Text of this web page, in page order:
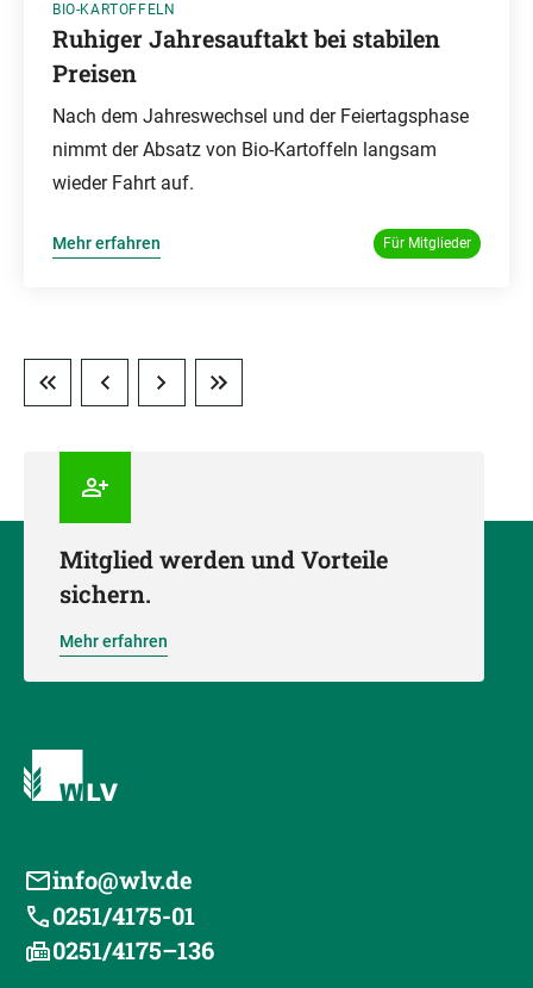
BIO-KARTOFFELN
Ruhiger Jahresauftakt bei stabilen
Preisen
Nach dem Jahreswechsel und der Feiertagsphase
nimmt der Absatz von Bio-Kartoffeln langsam
wieder Fahrt auf.
Mehr erfahren Für Mitglieder
Mitglied werden und Vorteile
sichern.
Mehr erfahren
info@wlv.de
0251/4175-01
0251/4175–136